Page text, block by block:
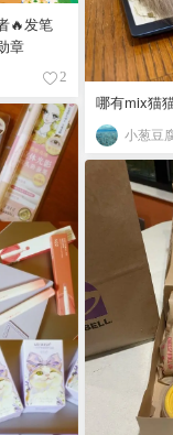
🔥发笔
章
2
哪有mix猫
小葱豆